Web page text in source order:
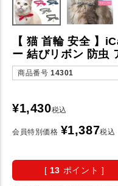
【 猫 首輪 安全 】
ー 結びリボン 防虫
商品番号 14301
¥1,430税込
会員特別価格 ¥1,387税込
[ 13 ポイント ]